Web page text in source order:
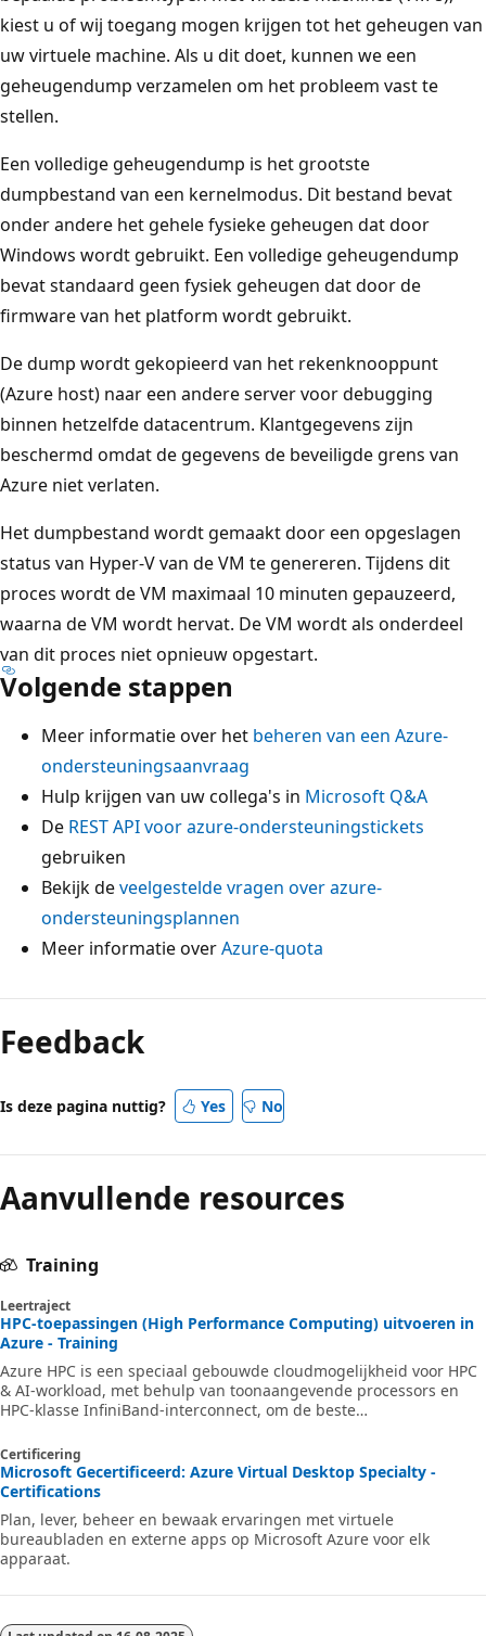
kiest u of wij toegang mogen krijgen tot het geheugen van
uw virtuele machine. Als u dit doet, kunnen we een
geheugendump verzamelen om het probleem vast te
stellen.
Een volledige geheugendump is het grootste
dumpbestand van een kernelmodus. Dit bestand bevat
onder andere het gehele fysieke geheugen dat door
Windows wordt gebruikt. Een volledige geheugendump
bevat standaard geen fysiek geheugen dat door de
firmware van het platform wordt gebruikt.
De dump wordt gekopieerd van het rekenknooppunt
(Azure host) naar een andere server voor debugging
binnen hetzelfde datacentrum. Klantgegevens zijn
beschermd omdat de gegevens de beveiligde grens van
Azure niet verlaten.
Het dumpbestand wordt gemaakt door een opgeslagen
status van Hyper-V van de VM te genereren. Tijdens dit
proces wordt de VM maximaal 10 minuten gepauzeerd,
waarna de VM wordt hervat. De VM wordt als onderdeel
van dit proces niet opnieuw opgestart.
Volgende stappen
Meer informatie over het beheren van een Azure-
ondersteuningsaanvraag
Hulp krijgen van uw collega's in Microsoft Q&A
De REST API voor azure-ondersteuningstickets
gebruiken
Bekijk deveelgestelde vragen over azure-
ondersteuningsplannen
Meer informatie overAzure-quota
Feedback
Is deze pagina nuttig? Yes No
Aanvullende resources
Training
Leertraject
HPC-toepassingen (High Performance Computing) uitvoeren in
Azure - Training
Azure HPC is een speciaal gebouwde cloudmogelijkheid voor HPC
& AI-workload, met behulp van toonaangevende processors en
HPC-klasse InfiniBand-interconnect, om de beste
Azure HPC kunnen gebruikers innovatie, productiviteit en
bedrijfsflexibiliteit ontgrendelen via een maximaal beschikbare
reeks HPC & AI-technologieën die dynamisch kunnen worden
veranderen. Dit leertraject is een reeks module
Certificering
Microsoft Gecertificeerd: Azure Virtual Desktop Specialty -
Certifications
Plan, lever, beheer en bewaak ervaringen met virtuele
bureaubladen en externe apps op Microsoft Azure voor elk
apparaat.